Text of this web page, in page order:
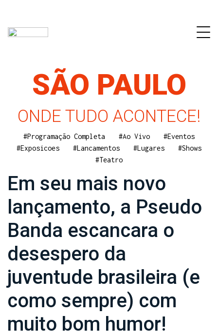
SÃO PAULO
ONDE TUDO ACONTECE!
#Programação Completa #Ao Vivo
#Eventos
#Exposicoes
#Lancamentos #Lugares
#Shows
#Teatro
Em seu mais novo
lançamento, a Pseudo
Banda escancara o
desespero da
juventude brasileira (e
como sempre) com
muito bom humor!